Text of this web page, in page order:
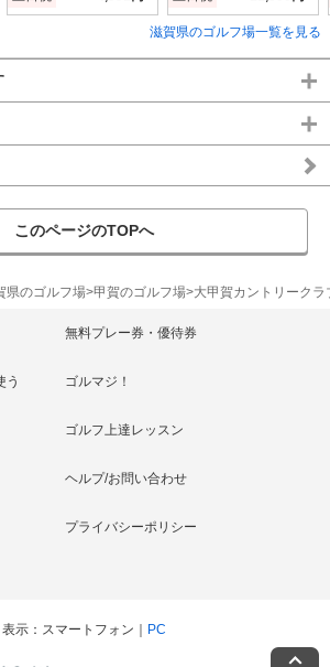
滋賀県のゴルフ場一覧を見る
このページのTOPへ
県のゴルフ場 甲賀のゴルフ場 大甲賀カントリークラ
無料プレー券・優待券
う ゴルマジ！
ゴルフ上達レッスン
ヘルプ/お問い合わせ
プライバシーポリシー
表示 スマートフォン PC